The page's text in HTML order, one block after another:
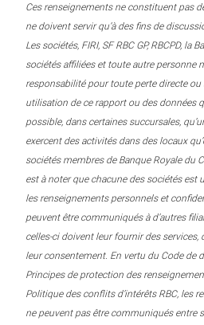
Ces renseignements ne constituent pas
ne doivent servir qu’à des fins de
Les sociétés, FIRI, SF RBC GP, RBCPD, la
sociétés affiliées et toute autre personne
responsabilité pour toute perte directe
utilisation de ce rapport ou des données
possible, dans certaines succursales,
exercent des activités dans des locaux
sociétés membres de Banque Royale du
est à noter que chacune des sociétés est
les renseignements personnels et
peuvent être communiqués à d’autres
celles-ci doivent leur fournir des services,
leur consentement. En vertu du Code de
Principes de protection des
Politique des conflits d’intérêts RBC, les
ne peuvent pas être communiqués entre